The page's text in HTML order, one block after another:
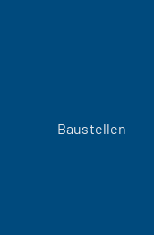
Baustellen